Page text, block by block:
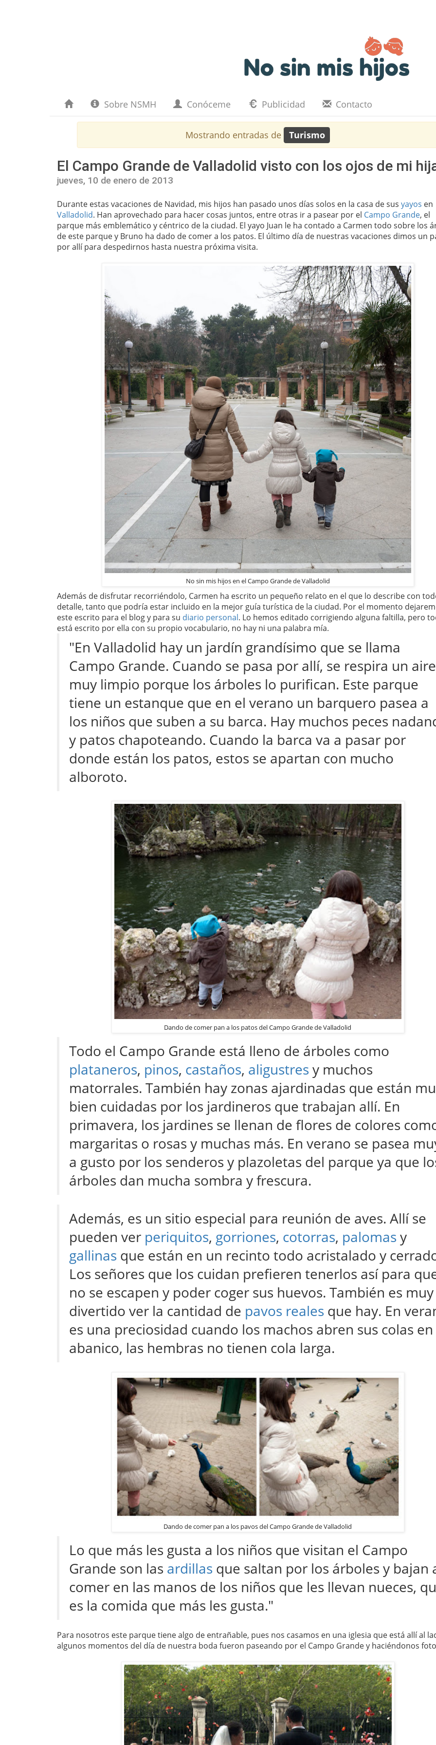
Sobre NSMH Conóceme Publicidad Contacto
Mostrando entradas de Turismo
El Campo Grande de Valladolid visto con los ojos de mi
jueves, 10 de enero de 2013
Durante estas vacaciones de Navidad, mis hijos han pasado unos días solos en la casa de sus yayos en
Valladolid. Han aprovechado para hacer cosas juntos, entre otras ir a pasear por el Campo Grande, el
parque más emblemático y céntrico de la ciudad. El yayo Juan le ha contado a Carmen todo sobre los
de este parque y Bruno ha dado de comer a los patos. El último día de nuestras vacaciones dimos un
por allí para despedirnos hasta nuestra próxima visita.
No sin mis hijos en el Campo Grande de Valladolid
Además de disfrutar recorriéndolo, Carmen ha escrito un pequeño relato en el que lo describe con
detalle, tanto que podría estar incluido en la mejor guía turística de la ciudad. Por el momento
este escrito para el blog y para su diario personal. Lo hemos editado corrigiendo alguna faltilla, pero
está escrito por ella con su propio vocabulario, no hay ni una palabra mía.
"En Valladolid hay un jardín grandísimo que se llama
Campo Grande. Cuando se pasa por allí, se respira un aire
muy limpio porque los árboles lo purifican. Este parque
tiene un estanque que en el verano un barquero pasea a
los niños que suben a su barca. Hay muchos peces
y patos chapoteando. Cuando la barca va a pasar por
donde están los patos, estos se apartan con mucho
alboroto.
Dando de comer pan a los patos del Campo Grande de Valladolid
Todo el Campo Grande está lleno de árboles como
plataneros, pinos, castaños, aligustres y muchos
matorrales. También hay zonas ajardinadas que están
bien cuidadas por los jardineros que trabajan allí. En
primavera, los jardines se llenan de flores de colores
margaritas o rosas y muchas más. En verano se pasea
a gusto por los senderos y plazoletas del parque ya que
árboles dan mucha sombra y frescura.
Además, es un sitio especial para reunión de aves. Allí se
pueden ver periquitos, gorriones, cotorras, palomas y
gallinas que están en un recinto todo acristalado y
Los señores que los cuidan prefieren tenerlos así para
no se escapen y poder coger sus huevos. También es muy
divertido ver la cantidad de pavos reales que hay. En
es una preciosidad cuando los machos abren sus colas en
abanico, las hembras no tienen cola larga.
Dando de comer pan a los pavos del Campo Grande de Valladolid
Lo que más les gusta a los niños que visitan el Campo
Grande son las ardillas que saltan por los árboles y bajan
comer en las manos de los niños que les llevan nueces,
es la comida que más les gusta."
Para nosotros este parque tiene algo de entrañable, pues nos casamos en una iglesia que está allí al
algunos momentos del día de nuestra boda fueron paseando por el Campo Grande y haciéndonos